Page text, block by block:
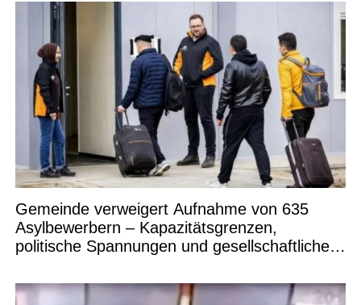
Gemeinde verweigert Aufnahme von 635
Asylbewerbern – Kapazitätsgrenzen,
politische Spannungen und gesellschaftliche